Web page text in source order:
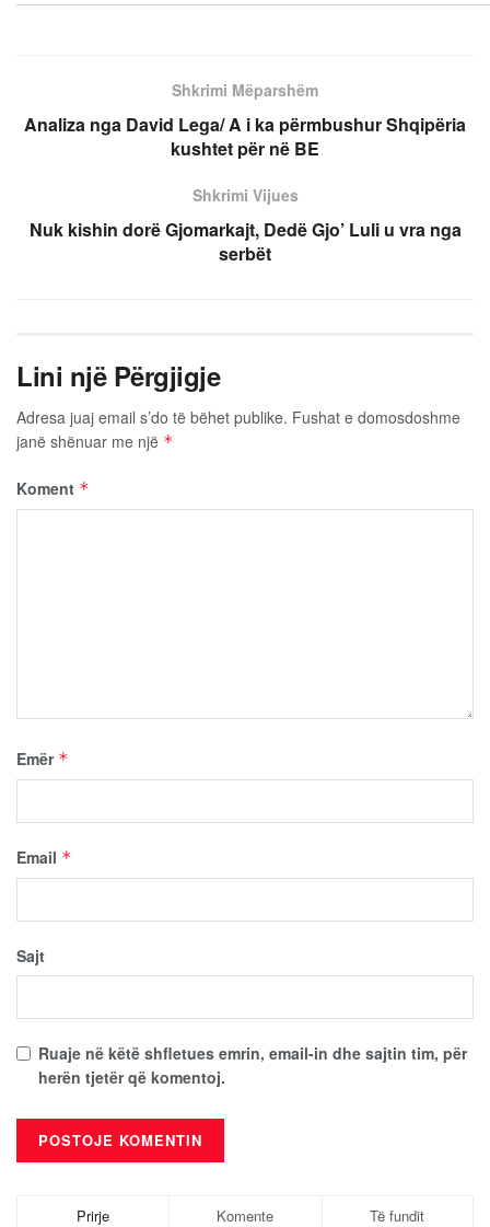
Shkrimi Mëparshëm
Analiza nga David Lega/ A i ka përmbushur Shqipëria
kushtet për në BE
Shkrimi Vijues
Nuk kishin dorë Gjomarkajt, Dedë Gjo’ Luli u vra nga
serbët
Lini një Përgjigje
Adresa juaj email s’do të bëhet publike. Fushat e domosdoshme
janë shënuar me një *
Koment *
Emër *
Email *
Sajt
Ruaje në këtë shfletues emrin, email-in dhe sajtin tim, për
herën tjetër që komentoj.
Prirje Komente Të fundit